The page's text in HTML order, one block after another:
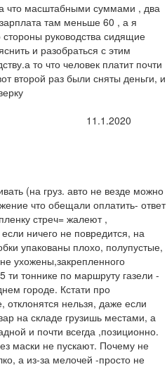
что масштабными суммами , два
там меньше 60 , а я
руководства сидящие
и разобраться с этим
то что человек платит почти
второй раз были сняты деньги, и
11.1.2020
(на груз. авто не везде можно
что обещали оплатить- ответ
стреч= жалеют ,
ничего не повредится, на
упакованы плохо, полупустые,
ухожены,закрепленного
ти тоннике по маршруту газели -
городе. Кстати про
нельзя, даже если
на складе грузишь местами, а
и почти всегда ,позиционно.
маски не пускают. Почему не
а из-за мелочей -просто не